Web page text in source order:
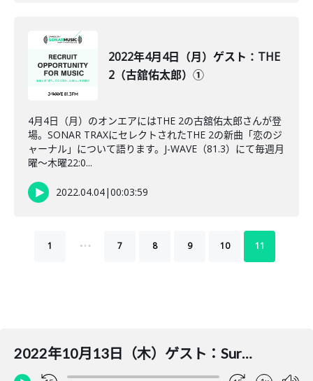
2022年4月4日（月）ゲスト：THE
2（古舘佑太郎）①
4月4日（月）のオンエアにはTHE 2の古舘佑太郎さんが登
場。SONAR TRAXにセレクトされたTHE 2の新曲「恋のジ
ャーナル」について語ります。J-WAVE（81.3）にて毎週月
曜～木曜22:0...
2022.04.04|00:03:59
1 … 7 8 9 10 11
2022年10月13日（木）ゲスト：Survive Said The Prophet②